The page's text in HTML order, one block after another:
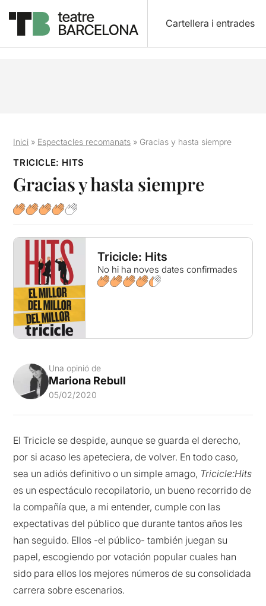
Cartellera i entrades
Inici » Espectacles recomanats » Gracias y hasta siempre
TRICICLE: HITS
Gracias y hasta siempre
Tricicle: Hits
No hi ha noves dates confirmades
Una opinió de
Mariona Rebull
05/02/2020
El Tricicle se despide, aunque se guarda el derecho,
por si acaso les apeteciera, de volver. En todo caso,
sea un adiós definitivo o un simple amago, Tricicle:Hits
es un espectáculo recopilatorio, un bueno recorrido de
la compañía que, a mi entender, cumple con las
expectativas del público que durante tantos años les
han seguido. Ellos -el público- también juegan su
papel, escogiendo por votación popular cuales han
sido para ellos los mejores números de su consolidada
carrera sobre escenarios.